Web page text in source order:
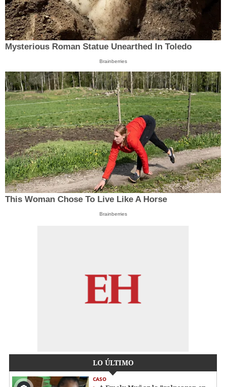
Mysterious Roman Statue Unearthed In Toledo
Brainberries
This Woman Chose To Live Like A Horse
Brainberries
LO ÚLTIMO
CASO